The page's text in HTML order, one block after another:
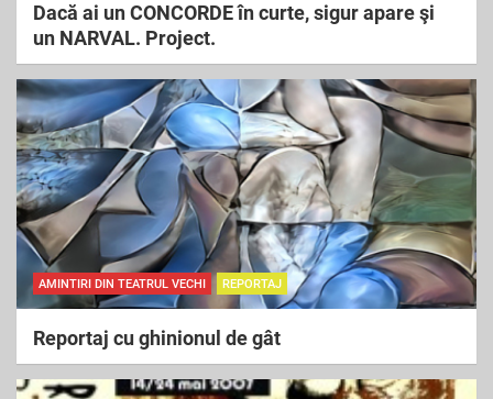
Dacă ai un CONCORDE în curte, sigur apare şi
un NARVAL. Project.
AMINTIRI DIN TEATRUL VECHI REPORTAJ
Reportaj cu ghinionul de gât